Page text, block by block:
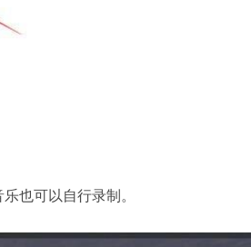
也可以自行录制。